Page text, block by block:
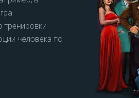
тренировки
человека по